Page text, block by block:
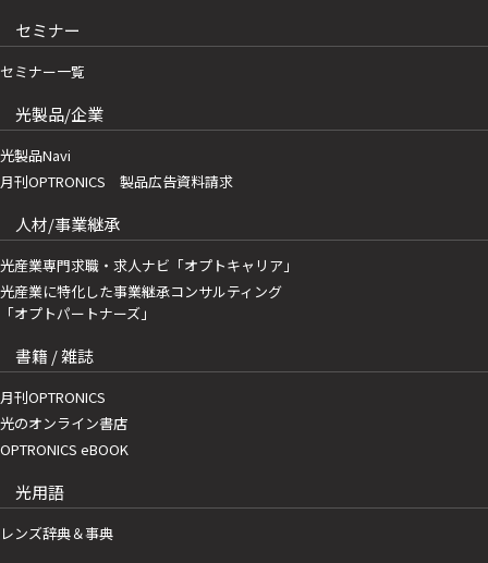
セミナー
セミナー一覧
光製品/企業
光製品Navi
月刊OPTRONICS 製品広告資料請求
人材/事業継承
光産業専門求職・求人ナビ「オプトキャリア」
光産業に特化した事業継承コンサルティング
「オプトパートナーズ」
書籍 / 雑誌
月刊OPTRONICS
光のオンライン書店
OPTRONICS eBOOK
光用語
レンズ辞典＆事典